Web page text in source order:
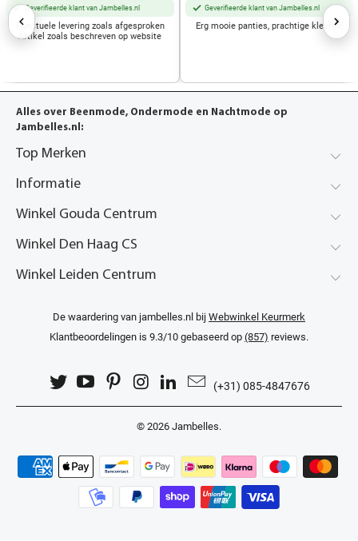
Geverifieerde klant van Jambelles.nl
Punctuele levering zoals afgesproken
Artikel zoals beschreven op website
Geverifieerde klant van Jambelles.nl
Erg mooie panties, prachtige kleuren!
Alles over Beenmode, Ondermode en Nachtmode op
Jambelles.nl:
Top Merken
Informatie
Winkel Gouda Centrum
Winkel Den Haag CS
Winkel Leiden Centrum
De waardering van jambelles.nl bij Webwinkel Keurmerk
Klantbeoordelingen is 9.3/10 gebaseerd op (857) reviews.
(+31) 085-4847676
© 2026 Jambelles.